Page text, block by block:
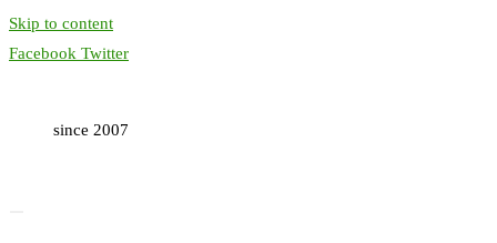
Skip to content
Facebook Twitter
since 2007